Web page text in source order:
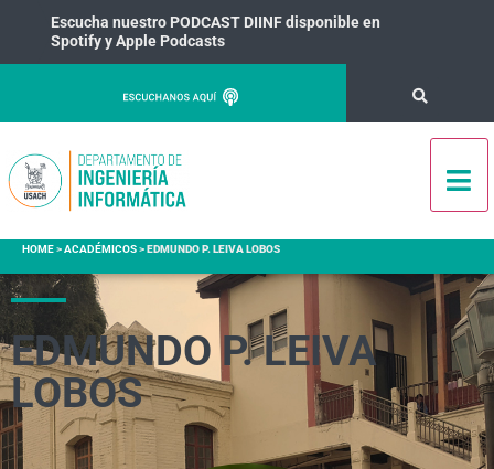
Escucha nuestro PODCAST DIINF disponible en
Spotify y Apple Podcasts
HOME>ACADÉMICOS>EDMUNDO P. LEIVA LOBOS
EDMUNDO P. LEIVA
LOBOS